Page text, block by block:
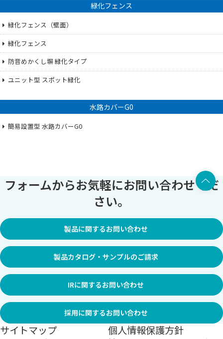
緑化フェンス
緑化フェンス（壁面）
緑化フェンス
防音めかくし塀 緑化タイプ
ユニット型 スポット緑化
水路カバーG0
簡易設置型 水路カバーG0
フォームからお気軽にお問い合わせくだ
さい。
製品に関するお問い合わせ
製品カタログ・サンプルのご請求
IRに関するお問い合わせ
採用に関するお問い合わせ
サイトマップ
個人情報保護方針